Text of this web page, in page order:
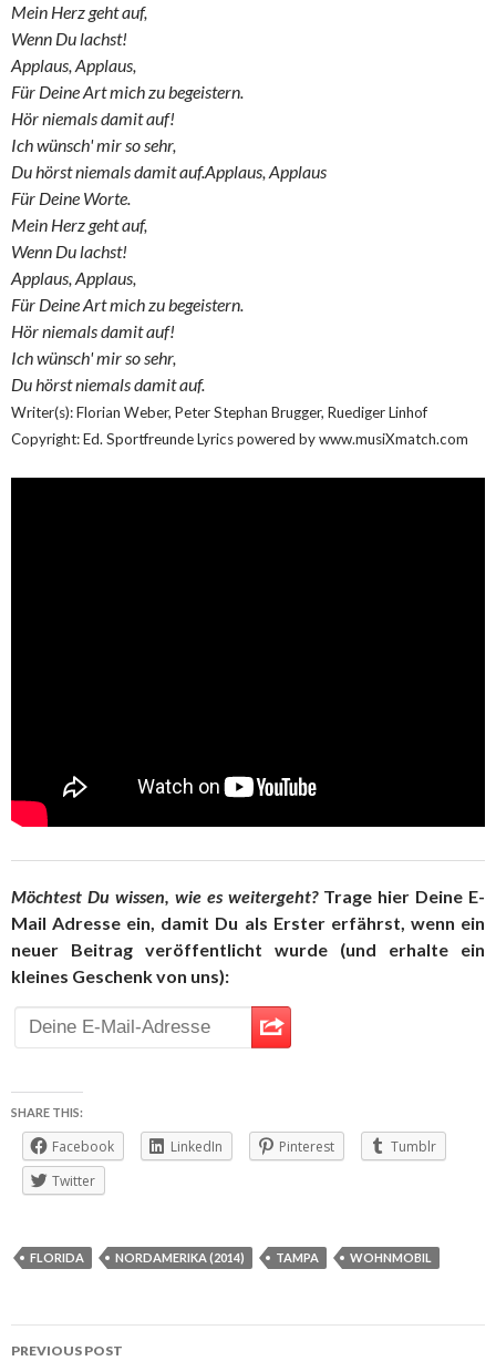
Mein Herz geht auf,
Wenn Du lachst!
Applaus, Applaus,
Für Deine Art mich zu begeistern.
Hör niemals damit auf!
Ich wünsch' mir so sehr,
Du hörst niemals damit auf.Applaus, Applaus
Für Deine Worte.
Mein Herz geht auf,
Wenn Du lachst!
Applaus, Applaus,
Für Deine Art mich zu begeistern.
Hör niemals damit auf!
Ich wünsch' mir so sehr,
Du hörst niemals damit auf.
Writer(s): Florian Weber, Peter Stephan Brugger, Ruediger Linhof
Copyright: Ed. Sportfreunde Lyrics powered by www.musiXmatch.com
Möchtest Du wissen, wie es weitergeht? Trage hier Deine E-
Mail Adresse ein, damit Du als Erster erfährst, wenn ein
neuer Beitrag veröffentlicht wurde (und erhalte ein
kleines Geschenk von uns):
SHARE THIS:
Facebook LinkedIn Pinterest
Tumblr
Twitter
FLORIDA NORDAMERIKA (2014) TAMPA WOHNMOBIL
Post
PREVIOUS POST